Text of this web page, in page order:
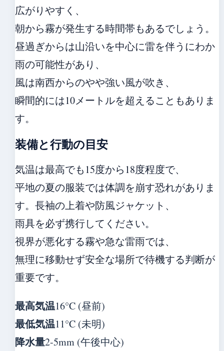
広がりやすく、
朝から霧が発生する時間帯もあるでしょう。
昼過ぎからは山沿いを中心に雷を伴うにわか
雨の可能性があり、
風は南西からのやや強い風が吹き、
瞬間的には10メートルを超えることもありま
す。
装備と行動の目安
気温は最高でも15度から18度程度で、
平地の夏の服装では体調を崩す恐れがありま
す。長袖の上着や防風ジャケット、
雨具を必ず携行してください。
視界が悪化する霧や急な雷雨では、
無理に移動せず安全な場所で待機する判断が
重要です。
最高気温16°C (昼前)
最低気温11°C (未明)
降水量2-5mm (午後中心)